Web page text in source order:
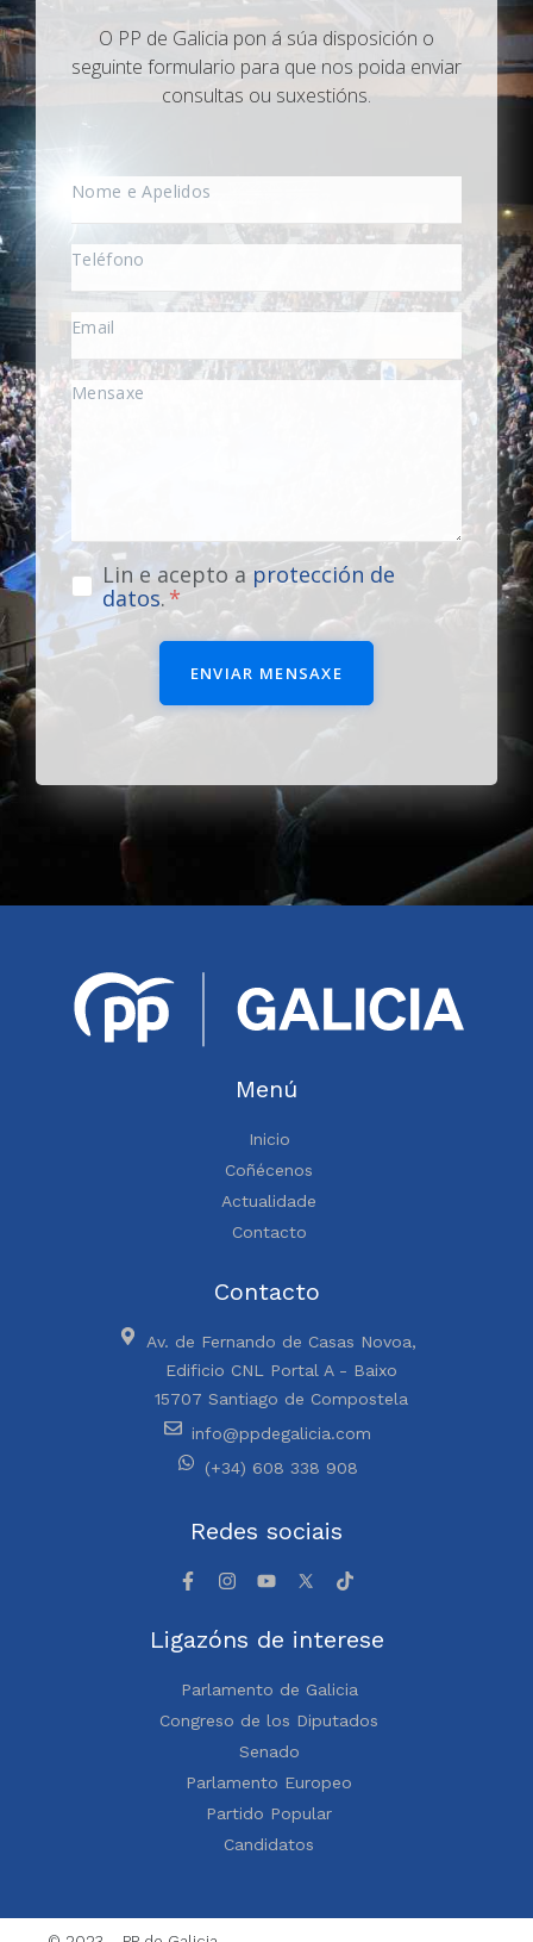
O PP de Galicia pon á súa disposición o
seguinte formulario para que nos poida enviar
consultas ou suxestións.
Lin e acepto a protección de
datos.
ENVIAR MENSAXE
Menú
Inicio
Coñécenos
Actualidade
Contacto
Contacto
Av. de Fernando de Casas Novoa,
Edificio CNL Portal A - Baixo
15707 Santiago de Compostela
info@ppdegalicia.com
(+34) 608 338 908
Redes sociais
Ligazóns de interese
Parlamento de Galicia
Congreso de los Diputados
Senado
Parlamento Europeo
Partido Popular
Candidatos